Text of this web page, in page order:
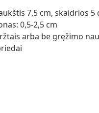
7,5 cm, skaidrios 5
0,5-2,5 cm
arba be gręžimo